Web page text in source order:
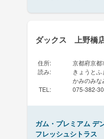
ダックス 上野橋
住所:
京都府京都
読み:
きょうと
かみのみな
TEL : 075-382-
ガム・プレミアム デ
フレッシュシトラス